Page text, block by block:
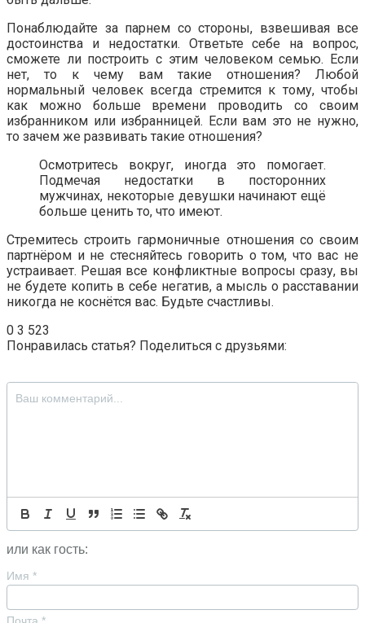
Понаблюдайте за парнем со стороны, взвешивая все
достоинства и недостатки. Ответьте себе на вопрос,
сможете ли построить с этим человеком семью. Если
нет, то к чему вам такие отношения? Любой
нормальный человек всегда стремится к тому, чтобы
как можно больше времени проводить со своим
избранником или избранницей. Если вам это не нужно,
то зачем же развивать такие отношения?
Осмотритесь вокруг, иногда это помогает.
Подмечая недостатки в посторонних
мужчинах, некоторые девушки начинают ещё
больше ценить то, что имеют.
Стремитесь строить гармоничные отношения со своим
партнёром и не стесняйтесь говорить о том, что вас не
устраивает. Решая все конфликтные вопросы сразу, вы
не будете копить в себе негатив, а мысль о расставании
никогда не коснётся вас. Будьте счастливы.
0 3 523
Понравилась статья? Поделиться с друзьями:
или как гость:
Имя *